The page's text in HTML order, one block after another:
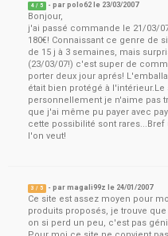
4 / 5 - parpolo62 le 23/03/2007
Bonjour,
j'ai passé commande le 21/03/
180€! Connaissant ce genre de
de 15 j à 3 semaines, mais
(23/03/07!) c'est super de
porter deux jour aprés!
était bien protégé à
personnellement je n'aime pas
que j'ai même pu payer avec
cette possibilité sont
l'on veut!
3 / 5 - parmagali99z le 24/01/2007
Ce site est assez moyen pour
produits proposés, je trouve
on si perd un peu, c'est pas